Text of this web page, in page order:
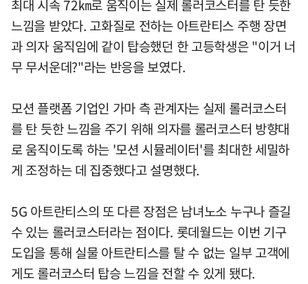
최대 시속 72㎞로 움직이는 실제 롤러코스터를 탄 듯한
느낌을 받았다. 고화질로 전하는 아트란티스 주행 장면
과 의자 움직임에 같이 탑승했던 한 고등학생은 "이거 너
무 무서운데?"라는 반응을 보였다.
모션 플랫폼 기업인 가마 측 관계자는 실제 롤러코스터
를 탄 듯한 느낌을 주기 위해 의자를 롤러코스터 방향대
로 움직이도록 하는 '모션 시뮬레이터'를 최대한 세밀하
게 조정하는 데 집중했다고 설명했다.
5G 아트란티스의 또 다른 장점은 남녀노소 누구나 즐길
수 있는 롤러코스터라는 점이다. 롯데월드는 이번 기구
도입을 통해 실물 아트란티스를 탈 수 없는 일부 고객에
게도 롤러코스터 탑승 느낌을 전할 수 있게 됐다.